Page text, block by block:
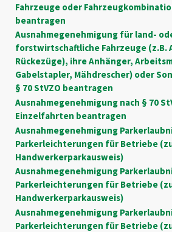
Fahrzeuge oder
beantragen
Ausnahmegenehmigung für land-
forstwirtschaftliche Fahrzeuge (z.B.
Rückezüge), ihre Anhänger,
Gabelstapler, Mähdrescher) oder
§ 70 StVZO beantragen
Ausnahmegenehmigung nach § 70
Einzelfahrten beantragen
Ausnahmegenehmigung
Parkerleichterungen für Betriebe
Handwerkerparkausweis)
Ausnahmegenehmigung
Parkerleichterungen für Betriebe
Handwerkerparkausweis)
Ausnahmegenehmigung
Parkerleichterungen für Betriebe